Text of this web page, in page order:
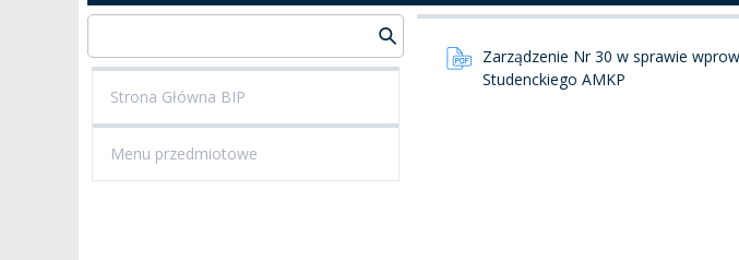
Strona Główna BIP
Menu przedmiotowe
Zarządzenie Nr 30 w sprawie
Studenckiego AMKP